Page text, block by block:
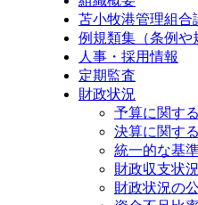
苫小牧港管理組合
例規類集（条例や
人事・採用情報
定期監査
財政状況
予算に関す
決算に関す
統一的な基
財政収支状
財政状況の